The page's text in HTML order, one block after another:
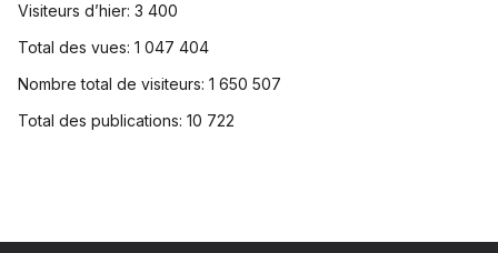
Visiteurs d’hier: 3 400
Total des vues: 1 047 404
Nombre total de visiteurs: 1 650 507
Total des publications: 10 722